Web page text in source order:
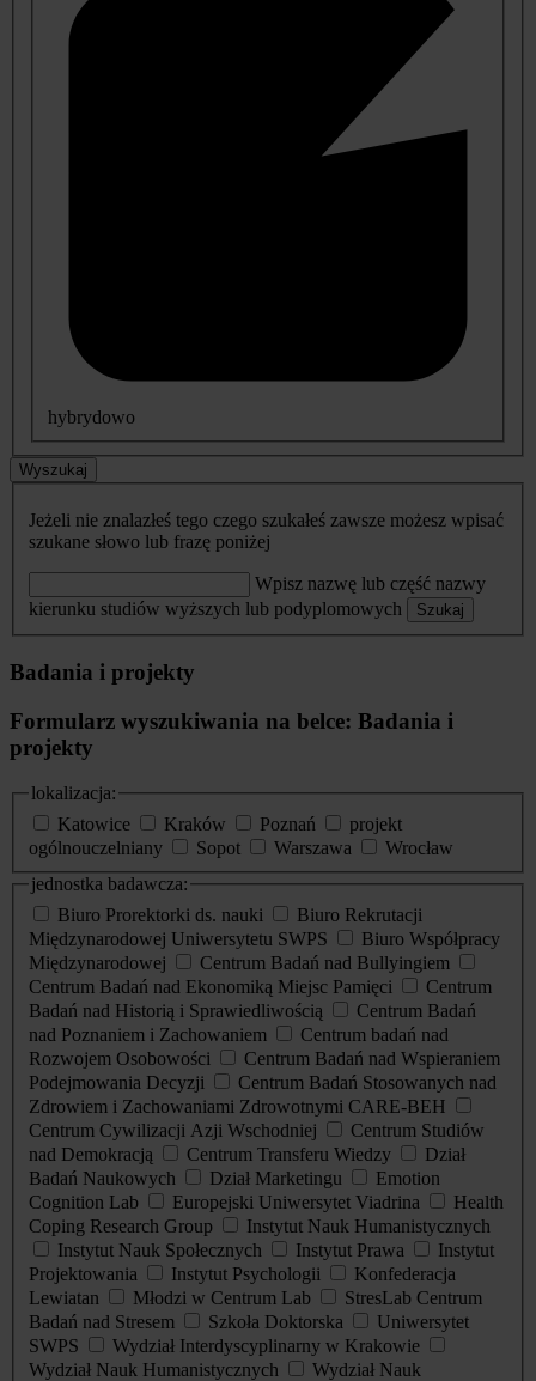
hybrydowo
Wyszukaj
Jeżeli nie znalazłeś tego czego szukałeś zawsze możesz wpisać
szukane słowo lub frazę poniżej
Wpisz nazwę lub część nazwy
kierunku studiów wyższych lub podyplomowych
Szukaj
Badania i projekty
Formularz wyszukiwania na belce: Badania i
projekty
lokalizacja:
Katowice
Kraków Poznań
projekt
ogólnouczelniany
Sopot Warszawa
Wrocław
jednostka badawcza:
Biuro Prorektorki ds. nauki
Biuro Rekrutacji
Międzynarodowej Uniwersytetu SWPS
Biuro Współpracy
Międzynarodowej
Centrum Badań nad Bullyingiem
Centrum Badań nad Ekonomiką Miejsc Pamięci
Centrum
Badań nad Historią i Sprawiedliwością
Centrum Badań
nad Poznaniem i Zachowaniem
Centrum badań nad
Rozwojem Osobowości
Centrum Badań nad Wspieraniem
Podejmowania Decyzji
Centrum Badań Stosowanych nad
Zdrowiem i Zachowaniami Zdrowotnymi CARE-BEH
Centrum Cywilizacji Azji Wschodniej
Centrum Studiów
nad Demokracją
Centrum Transferu Wiedzy
Dział
Badań Naukowych
Dział Marketingu
Emotion
Cognition Lab
Europejski Uniwersytet Viadrina
Health
Coping Research Group
Instytut Nauk Humanistycznych
Instytut Nauk Społecznych
Instytut Prawa
Instytut
Projektowania
Instytut Psychologii
Konfederacja
Lewiatan
Młodzi w Centrum Lab
StresLab Centrum
Badań nad Stresem
Szkoła Doktorska
Uniwersytet
SWPS
Wydział Interdyscyplinarny w Krakowie
Wydział Nauk Humanistycznych
Wydział Nauk